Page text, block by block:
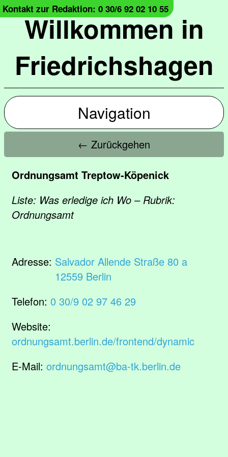
Willkommen in
Friedrichshagen
Kontakt zur Redaktion: 0 30/6 92 02 10 55
Navigation
← Zurückgehen
Ordnungsamt Treptow-Köpenick
Liste: Was erledige ich Wo – Rubrik:
Ordnungsamt
Adresse: Salvador Allende Straße 80 a
12559 Berlin
Telefon: 0 30/9 02 97 46 29
Website:
ordnungsamt.berlin.de/frontend/dynamic
E-Mail: ordnungsamt@ba-tk.berlin.de